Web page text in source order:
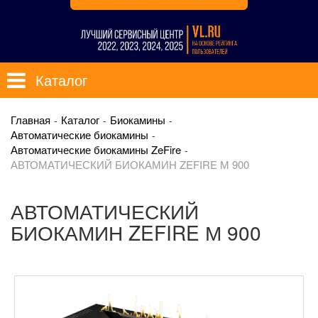
Каталог
Главная Каталог
Биокамины
Автоматические биокамины
Автоматические биокамины ZeFire
АВТОМАТИЧЕСКИЙ БИОКАМИН ZEFIRE М 900
АВТОМАТИЧЕСКИЙ
БИОКАМИН ZEFIRE М 900